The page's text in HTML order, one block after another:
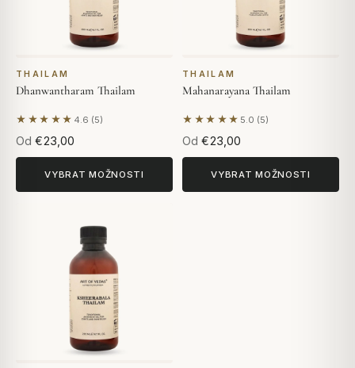
THAILAM
Dhanwantharam Thailam
★★★★★ 4.6 (5)
Na základě 5 hodnocení
Od €23,00
VYBRAT MOŽNOSTI
THAILAM
Mahanarayana Thailam
★★★★★ 5.0 (5)
Na základě 5 hodnocení
Od €23,00
VYBRAT MOŽNOSTI